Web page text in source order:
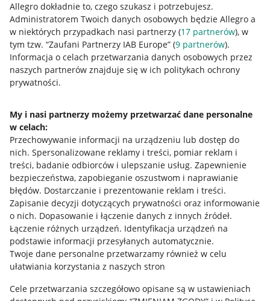
Allegro dokładnie to, czego szukasz i potrzebujesz.
Administratorem Twoich danych osobowych będzie Allegro a
w niektórych przypadkach nasi partnerzy (17 partnerów), w
tym tzw. “Zaufani Partnerzy IAB Europe” (9 partnerów).
Informacja o celach przetwarzania danych osobowych przez
naszych partnerów znajduje się w ich politykach ochrony
prywatności.
My i nasi partnerzy możemy przetwarzać dane personalne
w celach:
Przechowywanie informacji na urządzeniu lub dostęp do
nich. Spersonalizowane reklamy i treści, pomiar reklam i
treści, badanie odbiorców i ulepszanie usług. Zapewnienie
bezpieczeństwa, zapobieganie oszustwom i naprawianie
błędów. Dostarczanie i prezentowanie reklam i treści.
Zapisanie decyzji dotyczących prywatności oraz informowanie
o nich. Dopasowanie i łączenie danych z innych źródeł.
Łączenie różnych urządzeń. Identyfikacja urządzeń na
podstawie informacji przesyłanych automatycznie.
Twoje dane personalne przetwarzamy również w celu
ułatwiania korzystania z naszych stron
Cele przetwarzania szczegółowo opisane są w ustawieniach
Przydatne informacje
Jak to działa
Allegro Gadane dla sprzedających
Allegro Gadane dla kupujących
Mapa miejscowości
Informacje prawne
Regulamin
Polityka plików "cookies"
Ustawienia plików "cookies"
Udostępnianie lokalizacji